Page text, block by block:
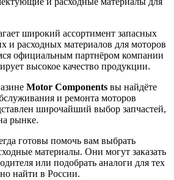
широкий ассортимент запасных
и расходных материалов для моторов
официальным партнёром компании
высокое качество продукции.
Motor Components вы найдёте
и ремонта моторов
широчайший выбор запчастей,
рынке.
готовы помочь вам выбрать
материалы. Они могут заказать
или подобрать аналоги для тех
найти в России.